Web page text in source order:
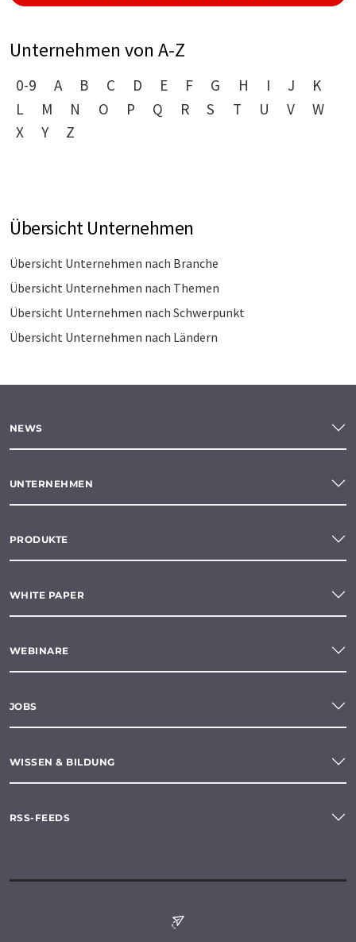
Unternehmen von A-Z
0-9 A B C D E F G H I J
K
L
M N O P Q R S T U V
W
X
Y Z
Übersicht Unternehmen
Übersicht Unternehmen nach Branche
Übersicht Unternehmen nach Themen
Übersicht Unternehmen nach Schwerpunkt
Übersicht Unternehmen nach Ländern
NEWS
UNTERNEHMEN
PRODUKTE
WHITE PAPER
WEBINARE
JOBS
WISSEN & BILDUNG
RSS-FEEDS